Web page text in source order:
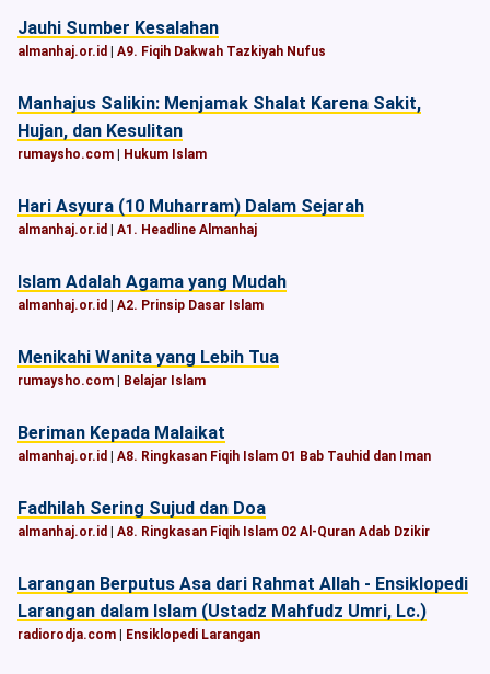
Jauhi Sumber Kesalahan
almanhaj.or.id A9. Fiqih Dakwah Tazkiyah Nufus
Manhajus Salikin: Menjamak Shalat Karena Sakit,
Hujan, dan Kesulitan
rumaysho.com Hukum Islam
Hari Asyura (10 Muharram) Dalam Sejarah
almanhaj.or.id A1. Headline Almanhaj
Islam Adalah Agama yang Mudah
almanhaj.or.id A2. Prinsip Dasar Islam
Menikahi Wanita yang Lebih Tua
rumaysho.com Belajar Islam
Beriman Kepada Malaikat
almanhaj.or.id A8. Ringkasan Fiqih Islam 01 Bab Tauhid dan Iman
Fadhilah Sering Sujud dan Doa
almanhaj.or.id A8. Ringkasan Fiqih Islam 02 Al-Quran Adab Dzikir
Larangan Berputus Asa dari Rahmat Allah - Ensiklopedi
Larangan dalam Islam (Ustadz Mahfudz Umri, Lc.)
radiorodja.com Ensiklopedi Larangan